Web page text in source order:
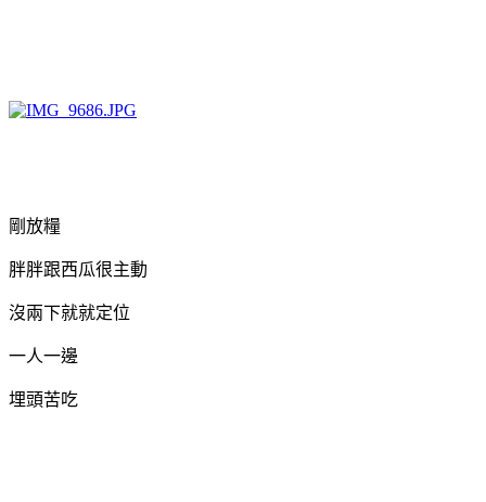
剛放糧
胖胖跟西瓜很主動
沒兩下就就定位
一人一邊
埋頭苦吃